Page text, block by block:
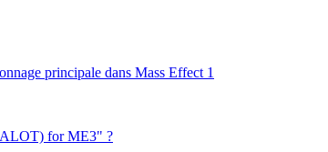
principale dans Mass Effect 1
for ME3" ?